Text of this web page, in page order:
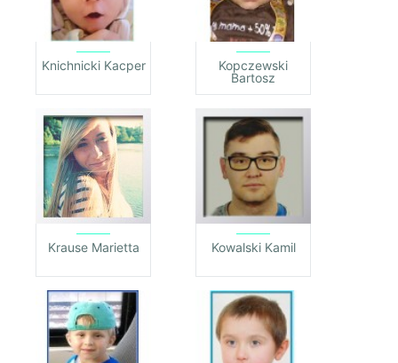
Knichnicki Kacper
Kopczewski
Bartosz
Krause Marietta Kowalski Kamil